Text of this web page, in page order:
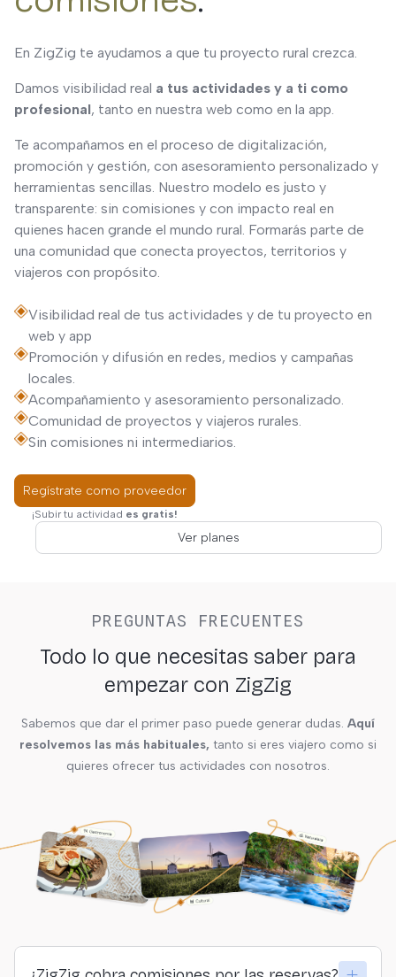
En ZigZig te ayudamos a que tu proyecto rural crezca.
Damos visibilidad real a tus actividades y a ti como
profesional, tanto en nuestra web como en la app.
Te acompañamos en el proceso de digitalización,
promoción y gestión, con asesoramiento personalizado y
herramientas sencillas. Nuestro modelo es justo y
transparente: sin comisiones y con impacto real en
quienes hacen grande el mundo rural. Formarás parte de
una comunidad que conecta proyectos, territorios y
viajeros con propósito.
Visibilidad real de tus actividades y de tu proyecto en
web y app
Promoción y difusión en redes, medios y campañas
locales.
Acompañamiento y asesoramiento personalizado.
Comunidad de proyectos y viajeros rurales.
Sin comisiones ni intermediarios.
Regístrate como proveedor
¡Subir tu actividad es gratis!
Ver planes
PREGUNTAS FRECUENTES
Todo lo que necesitas saber para
empezar con ZigZig
Sabemos que dar el primer paso puede generar dudas. Aquí
resolvemos las más habituales, tanto si eres viajero como si
quieres ofrecer tus actividades con nosotros.